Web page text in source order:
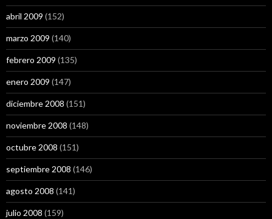
abril 2009 (152)
marzo 2009 (140)
febrero 2009 (135)
enero 2009 (147)
diciembre 2008 (151)
noviembre 2008 (148)
octubre 2008 (151)
septiembre 2008 (146)
agosto 2008 (141)
julio 2008 (159)